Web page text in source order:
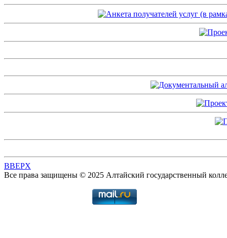
BBEPX
Все права защищены © 2025 Алтайский государственный